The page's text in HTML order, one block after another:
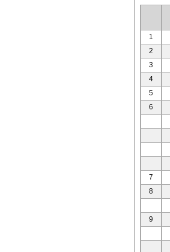
1
2
3
4
5
6
7
8
9